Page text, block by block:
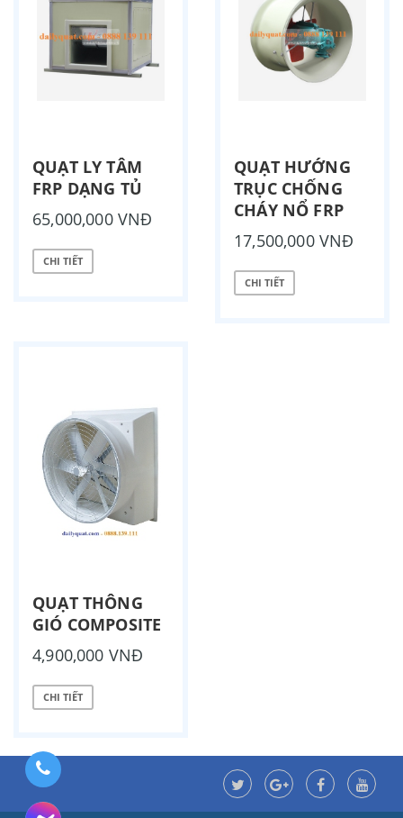
QUẠT LY TÂM
FRP DẠNG TỦ
65,000,000 VNĐ
CHI TIẾT
QUẠT HƯỚNG
TRỤC CHỐNG
CHÁY NỔ FRP
17,500,000 VNĐ
CHI TIẾT
QUẠT THÔNG
GIÓ COMPOSITE
4,900,000 VNĐ
CHI TIẾT